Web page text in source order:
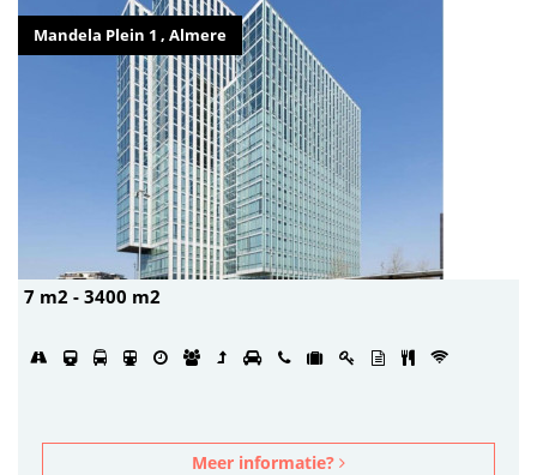
Mandela Plein 1 , Almere
7 m2 - 3400 m2
Meer informatie?